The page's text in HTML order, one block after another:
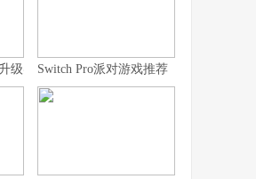
级实用技巧
Switch Pro派对游戏推荐